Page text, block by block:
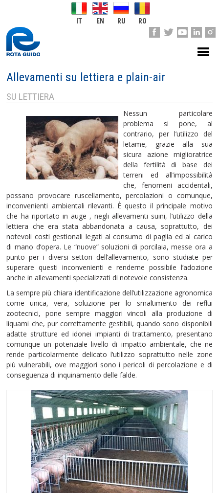
IT EN RU RO
Allevamenti su lettiera e plain-air
SU LETTIERA
Nessun particolare
problema si pone, al
contrario, per l’utilizzo del
letame, grazie alla sua
sicura azione miglioratrice
della fertilità di base dei
terreni ed all’impossibilità
che, fenomeni accidentali,
possano provocare ruscellamento, percolazioni o comunque,
inconvenienti ambientali rilevanti. È questo il principale motivo
che ha riportato in auge , negli allevamenti suini, l’utilizzo della
lettiera che era stata abbandonata a causa, soprattutto, dei
notevoli costi gestionali legati al consumo di paglia ed al carico
di mano d’opera. Le “nuove” soluzioni di porcilaia, messe ora a
punto per i diversi settori dell’allevamento, sono studiate per
superare questi inconvenienti e renderne possibile l’adozione
anche in allevamenti specializzati di notevole consistenza.
La sempre più chiara identificazione dell’utilizzazione agronomica
come unica, vera, soluzione per lo smaltimento dei reflui
zootecnici, pone sempre maggiori vincoli alla produzione di
liquami che, pur correttamente gestibili, quando sono disponibili
adatte strutture ed idonei impianti di trattamento, presentano
comunque un potenziale livello di impatto ambientale, che ne
rende particolarmente delicato l’utilizzo soprattutto nelle zone
più vulnerabili, ove maggiori sono i pericoli di percolazione e di
conseguenza di inquinamento delle falde.